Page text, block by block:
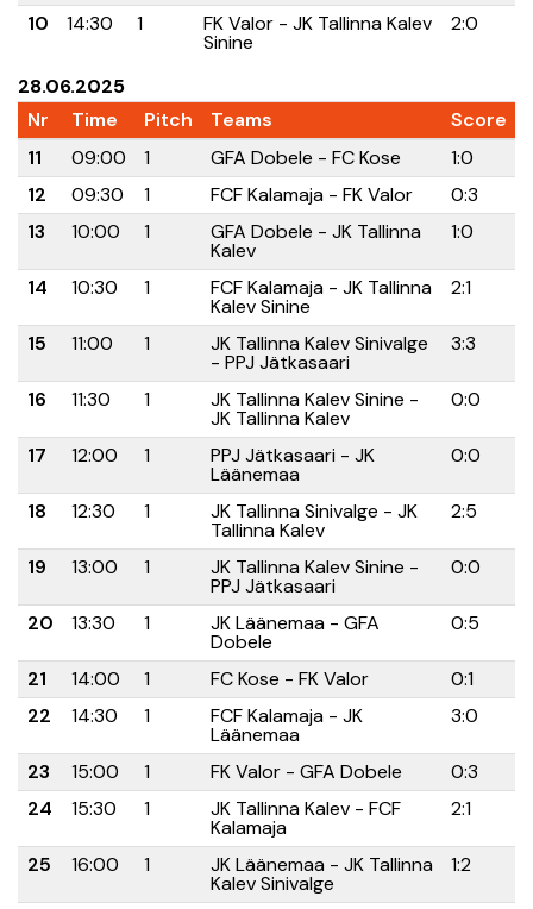
10 14:30 1 FK Valor - JK Tallinna Kalev
Sinine
2:0
28.06.2025
Nr
Time Pitch Teams
Score
11
09:00 1 GFA Dobele - FC Kose
1:0
12
09:30 1 FCF Kalamaja - FK Valor
0:3
13
10:00 1 GFA Dobele - JK Tallinna
Kalev
1:0
14 10:30 1 FCF Kalamaja - JK Tallinna
Kalev Sinine
2:1
15 11:00 1 JK Tallinna Kalev Sinivalge
- PPJ Jätkasaari
3:3
16 11:30 1 JK Tallinna Kalev Sinine -
JK Tallinna Kalev
0:0
17 12:00 1 PPJ Jätkasaari - JK
Läänemaa
0:0
18 12:30 1 JK Tallinna Sinivalge - JK
Tallinna Kalev
2:5
19 13:00 1 JK Tallinna Kalev Sinine -
PPJ Jätkasaari
0:0
20 13:30 1 JK Läänemaa - GFA
Dobele
0:5
21 14:00 1 FC Kose - FK Valor
0:1
22
14:30 1 FCF Kalamaja - JK
Läänemaa
3:0
23 15:00 1 FK Valor - GFA Dobele
0:3
24
15:30 1 JK Tallinna Kalev - FCF
Kalamaja
2:1
25 16:00 1 JK Läänemaa - JK Tallinna
Kalev Sinivalge
1:2